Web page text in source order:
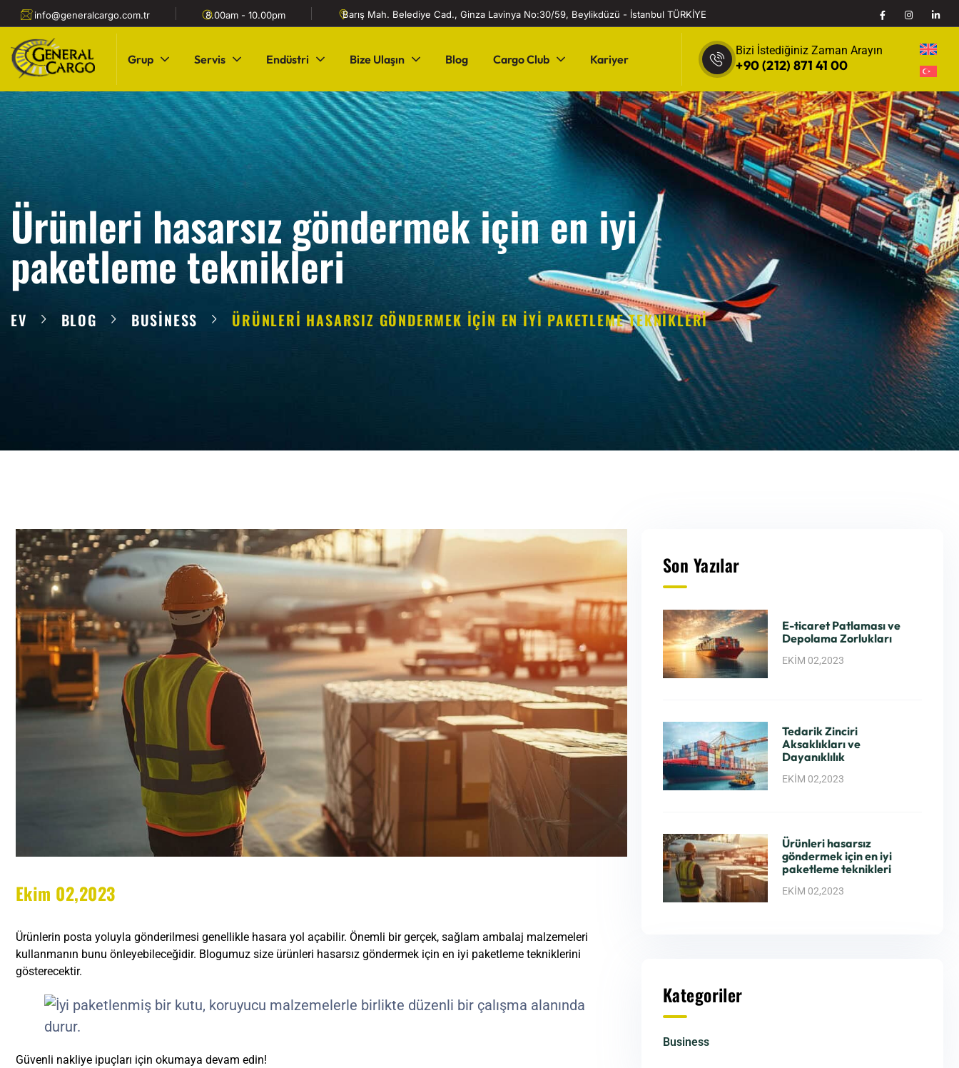
info@generalcargo.com.tr 8.00am - 10.00pm Barış Mah. Belediye Cad., Ginza Lavinya No:30/59, Beylikdüzü - İstanbul TÜRKİYE
Grup Servis Endüstri Bize Ulaşın Blog Cargo Club Kariyer
Bizi İstediğiniz Zaman Arayın
+90 (212) 871 41 00
Ürünleri hasarsız göndermek için en iyi
paketleme teknikleri
EV BLOG BUSINESS ÜRÜNLERI HASARSIZ GÖNDERMEK IÇIN EN IYI PAKETLEME TEKNIKLERI
Ekim 02,2023
Ürünlerin posta yoluyla gönderilmesi genellikle hasara yol açabilir. Önemli bir gerçek, sağlam ambalaj malzemeleri
kullanmanın bunu önleyebileceğidir. Blogumuz size ürünleri hasarsız göndermek için en iyi paketleme tekniklerini
gösterecektir.
Güvenli nakliye ipuçları için okumaya devam edin!
Son Yazılar
E-ticaret Patlaması ve
Depolama Zorlukları
EKIM 02,2023
Tedarik Zinciri
Aksaklıkları ve
Dayanıklılık
EKIM 02,2023
Ürünleri hasarsız
göndermek için en iyi
paketleme teknikleri
EKIM 02,2023
Kategoriler
Business